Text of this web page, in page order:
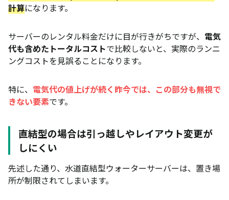
計算になります。
サーバーのレンタル料金だけに目が行きがちですが、 電気
代も含めたトータルコストで比較しないと、実際のランニ
ングコストを見誤ることになります。
特に、 電気代の値上げが続く昨今では、この部分も無視で
きない要素です。
直結型の場合は引っ越しやレイアウト変更が
しにくい
先述した通り、水道直結型ウォーターサーバーは、置き場
所が制限されてしまいます。